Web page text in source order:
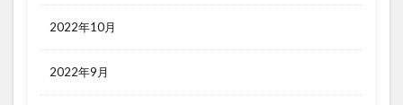
2022年10月
2022年9月